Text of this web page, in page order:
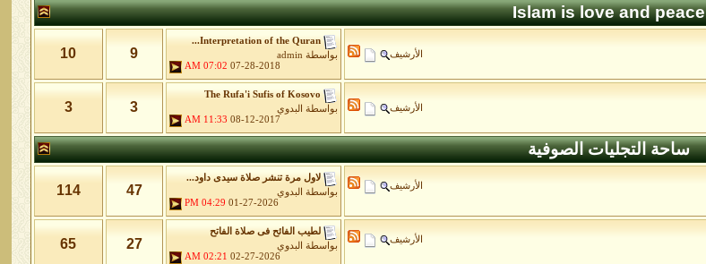
Islam is love and peace
الأرشيف
Interpretation of the Quran...
بواسطة admin
07-28-2018
07:02 AM
9
10
الأرشيف
The Rufa'i Sufis of Kosovo
بواسطة
البدوي
08-12-2017
11:33 AM
3
3
ساحة التجليات الصوفية
الأرشيف
لاول مرة تنشر صلاة سيدى داود...
بواسطة
البدوي
01-27-2026
04:29 PM
47
114
الأرشيف
لطيب الفائح فى صلاة الفاتح
بواسطة
البدوي
02-27-2026
02:21 AM
27
65